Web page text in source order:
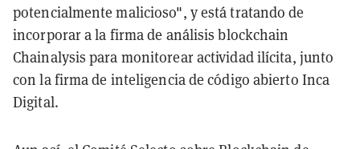
potencialmente malicioso", y está tratando de
incorporar a la firma de análisis blockchain
Chainalysis para monitorear actividad ilícita, junto
con la firma de inteligencia de código abierto Inca
Digital.